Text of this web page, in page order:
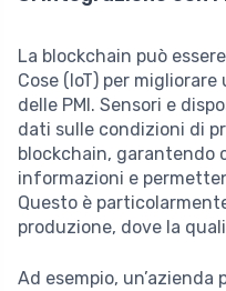
La blockchain può
Cose (IoT) per
delle PMI. Sensori e
dati sulle condizioni di
blockchain, garantendo
informazioni e
Questo è
produzione, dove la
Ad esempio,